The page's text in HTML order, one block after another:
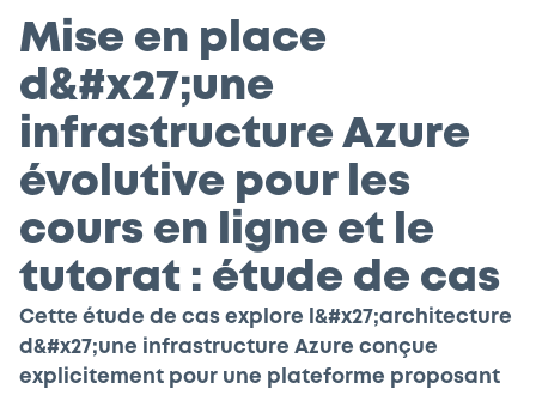
Mise en place
d&#x27;une
infrastructure Azure
évolutive pour les
cours en ligne et le
tutorat : étude de cas
Cette étude de cas explore l&#x27;architecture
d&#x27;une infrastructure Azure conçue
explicitement pour une plateforme proposant